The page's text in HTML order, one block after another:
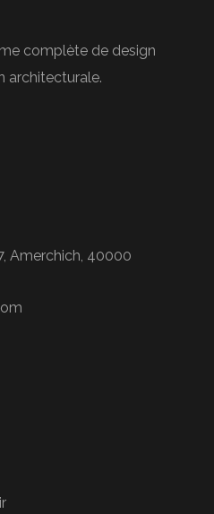
complète de design
architecturale.
Amerchich, 40000